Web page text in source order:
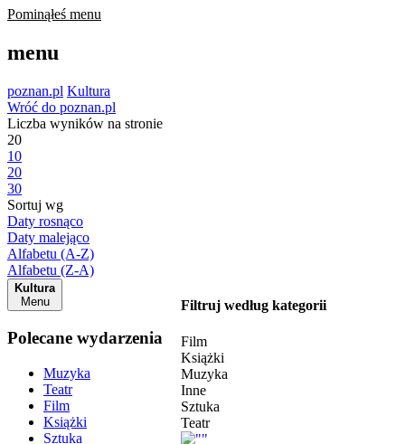
Pominąłeś menu
menu
poznan.pl Kultura
Wróć do poznan.pl
Liczba wyników na stronie
20
10
20
30
Sortuj wg
Daty rosnąco
Daty malejąco
Alfabetu (A-Z)
Alfabetu (Z-A)
Kultura
Menu
Polecane wydarzenia
Muzyka
Teatr
Film
Książki
Sztuka
Filtruj według kategorii
Film
Książki
Muzyka
Inne
Sztuka
Teatr